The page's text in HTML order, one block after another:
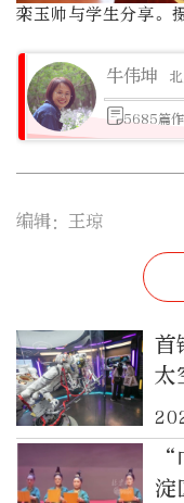
栾玉帅与学生分享。
牛伟坤
5685篇
编辑：王琼
首
太
淀